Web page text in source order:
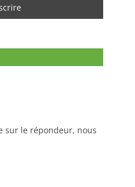
sur le répondeur, nous